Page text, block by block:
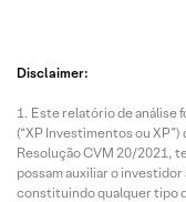
Disclaimer:
Este relatório de análise
(“XP Investimentos ou
Resolução CVM 20/2021,
possam auxiliar o
constituindo qualquer tipo